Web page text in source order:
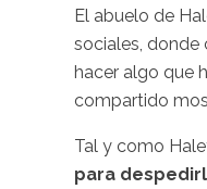
El abuelo de
sociales, donde
hacer algo que
compartido
Tal y como
para